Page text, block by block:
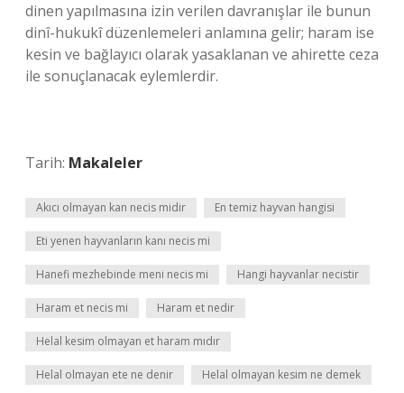
dinen yapılmasına izin verilen davranışlar ile bunun
dinî-hukukî düzenlemeleri anlamına gelir; haram ise
kesin ve bağlayıcı olarak yasaklanan ve ahirette ceza
ile sonuçlanacak eylemlerdir.
Tarih: Makaleler
Akıcı olmayan kan necis midir En temiz hayvan hangisi
Eti yenen hayvanların kanı necis mi
Hanefi mezhebinde meni necis mi Hangi hayvanlar necistir
Haram et necis mi Haram et nedir
Helal kesim olmayan et haram mıdır
Helal olmayan ete ne denir Helal olmayan kesim ne demek